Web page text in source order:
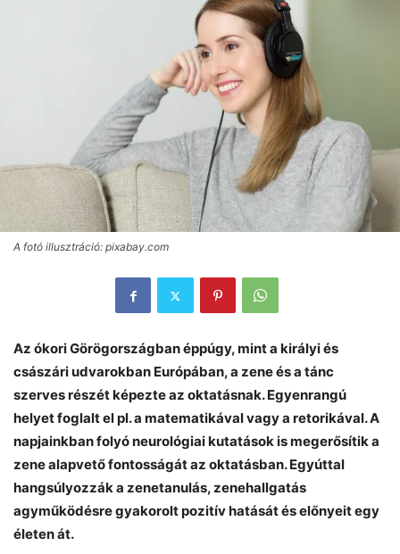
A fotó illusztráció: pixabay.com
Az ókori Görögországban éppúgy, mint a királyi és
császári udvarokban Európában, a zene és a tánc
szerves részét képezte az oktatásnak. Egyenrangú
helyet foglalt el pl. a matematikával vagy a retorikával. A
napjainkban folyó neurológiai kutatások is megerősítik a
zene alapvető fontosságát az oktatásban. Egyúttal
hangsúlyozzák a zenetanulás, zenehallgatás
agyműködésre gyakorolt pozitív hatását és előnyeit egy
életen át.